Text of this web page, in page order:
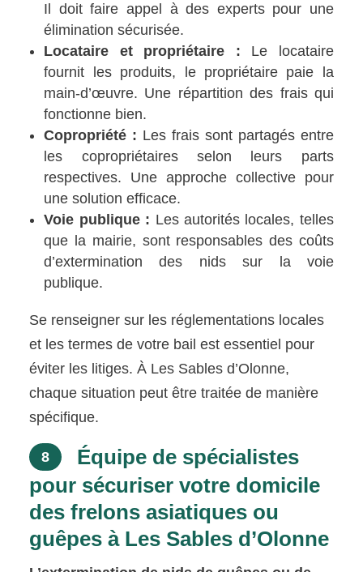
Il doit faire appel à des experts pour une
élimination sécurisée.
Locataire et propriétaire : Le locataire
fournit les produits, le propriétaire paie la
main-d’œuvre. Une répartition des frais qui
fonctionne bien.
Copropriété : Les frais sont partagés entre
les copropriétaires selon leurs parts
respectives. Une approche collective pour
une solution efficace.
Voie publique : Les autorités locales, telles
que la mairie, sont responsables des coûts
d’extermination des nids sur la voie
publique.
Se renseigner sur les réglementations locales
et les termes de votre bail est essentiel pour
éviter les litiges. À Les Sables d’Olonne,
chaque situation peut être traitée de manière
spécifique.
8
Équipe de spécialistes
pour sécuriser votre domicile
des frelons asiatiques ou
guêpes à Les Sables d’Olonne